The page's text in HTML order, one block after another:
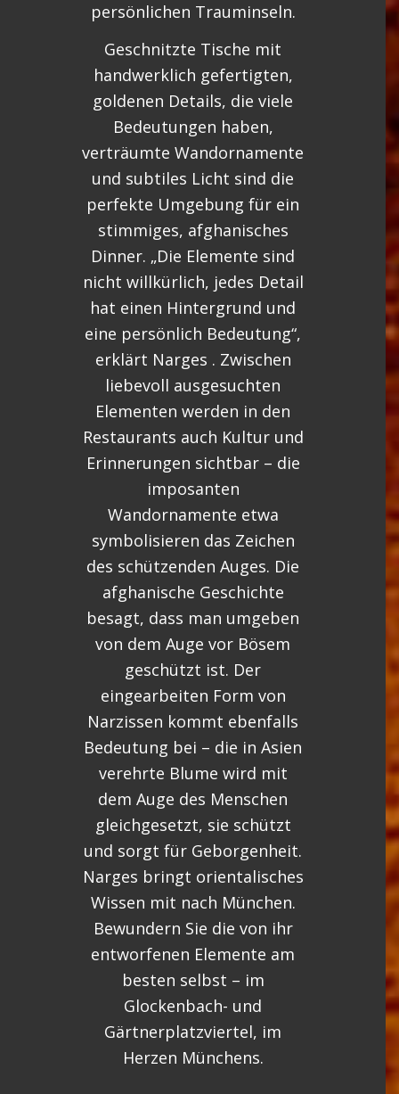
persönlichen Trauminseln.
Geschnitzte Tische mit
handwerklich gefertigten,
goldenen Details, die viele
Bedeutungen haben,
verträumte Wandornamente
und subtiles Licht sind die
perfekte Umgebung für ein
stimmiges, afghanisches
Dinner. „Die Elemente sind
nicht willkürlich, jedes Detail
hat einen Hintergrund und
eine persönlich Bedeutung“,
erklärt Narges . Zwischen
liebevoll ausgesuchten
Elementen werden in den
Restaurants auch Kultur und
Erinnerungen sichtbar – die
imposanten
Wandornamente etwa
symbolisieren das Zeichen
des schützenden Auges. Die
afghanische Geschichte
besagt, dass man umgeben
von dem Auge vor Bösem
geschützt ist. Der
eingearbeiten Form von
Narzissen kommt ebenfalls
Bedeutung bei – die in Asien
verehrte Blume wird mit
dem Auge des Menschen
gleichgesetzt, sie schützt
und sorgt für Geborgenheit.
Narges bringt orientalisches
Wissen mit nach München.
Bewundern Sie die von ihr
entworfenen Elemente am
besten selbst – im
Glockenbach- und
Gärtnerplatzviertel, im
Herzen Münchens.